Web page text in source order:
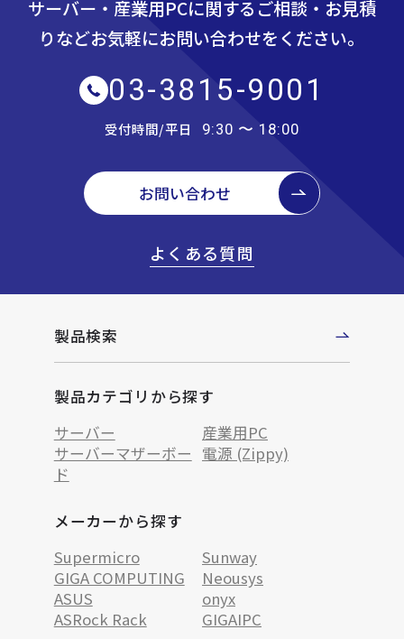
サーバー・産業用PCに関するご相談・お見積
りなどお気軽にお問い合わせをください。
03-3815-9001
受付時間/平日 9:30 〜 18:00
お問い合わせ
よくある質問
製品検索
製品カテゴリから探す
サーバー
産業用PC
サーバーマザーボー
ド
電源 (Zippy)
メーカーから探す
Supermicro
Sunway
GIGA COMPUTING
Neousys
ASUS
onyx
ASRock Rack
GIGAIPC